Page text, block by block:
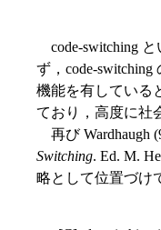
code-switching
ず，code-
機能を有している
ており，高度に社
再び Wardhaugh
Switching. Ed. M.
略として位置づけ